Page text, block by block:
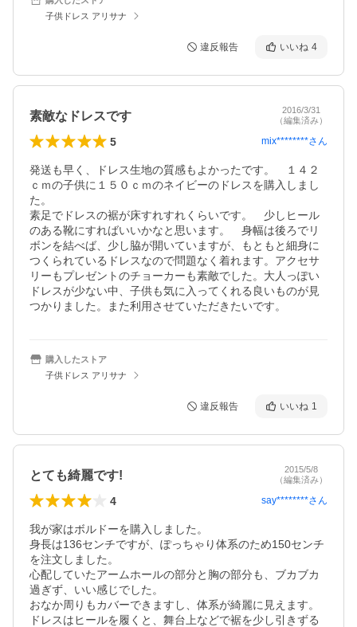
子供ドレス アリサナ
違反報告 いいね 4
素敵なドレスです
2016/3/31
（編集済み）
5 mix********さん
発送も早く、ドレス生地の質感もよかったです。　１４２
ｃｍの子供に１５０ｃｍのネイビーのドレスを購入しまし
た。
素足でドレスの裾が床すれすれくらいです。　少しヒール
のある靴にすればいいかなと思います。　身幅は後ろでリ
ボンを結べば、少し脇が開いていますが、もともと細身に
つくられているドレスなので問題なく着れます。アクセサ
リーもプレゼントのチョーカーも素敵でした。大人っぽい
ドレスが少ない中、子供も気に入ってくれる良いものが見
つかりました。また利用させていただきたいです。
購入したストア
子供ドレス アリサナ
違反報告 いいね 1
とても綺麗です!
2015/5/8
（編集済み）
4 say********さん
我が家はボルドーを購入しました。
身長は136センチですが、ぽっちゃり体系のため150センチ
を注文しました。
心配していたアームホールの部分と胸の部分も、ブカブカ
過ぎず、いい感じでした。
おなか周りもカバーできますし、体系が綺麗に見えます。
ドレスはヒールを履くと、舞台上などで裾を少し引きずる